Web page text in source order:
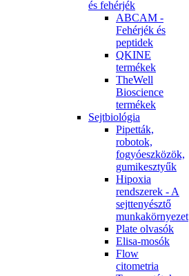
és fehérjék
ABCAM -
Fehérjék és
peptidek
QKINE
termékek
TheWell
Bioscience
termékek
Sejtbiológia
Pipetták,
robotok,
fogyóeszközök,
gumikesztyűk
Hipoxia
rendszerek - A
sejttenyésztő
munkakörnyezet
Plate olvasók
Elisa-mosók
Flow
citometria